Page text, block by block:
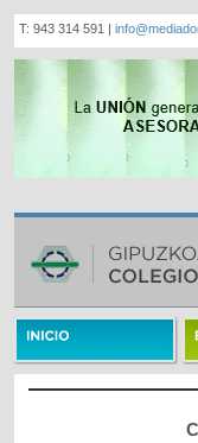
T: 943 314 591 |